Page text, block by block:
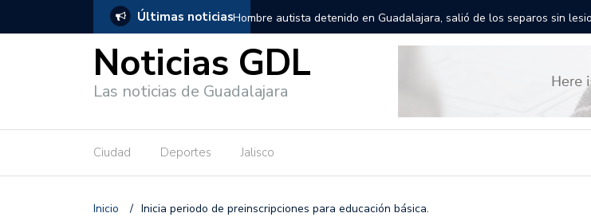
Últimas noticias
salió de los separos sin lesiones graves Títeres gigantes recorrerán las calles de Guadalajara: aparta la fecha
Noticias GDL
Las noticias de Guadalajara
Ciudad Deportes Jalisco
Inicio / Inicia periodo de preinscripciones para educación básica.